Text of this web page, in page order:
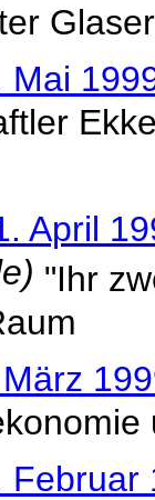
Mai
April
"Ihr
Februar